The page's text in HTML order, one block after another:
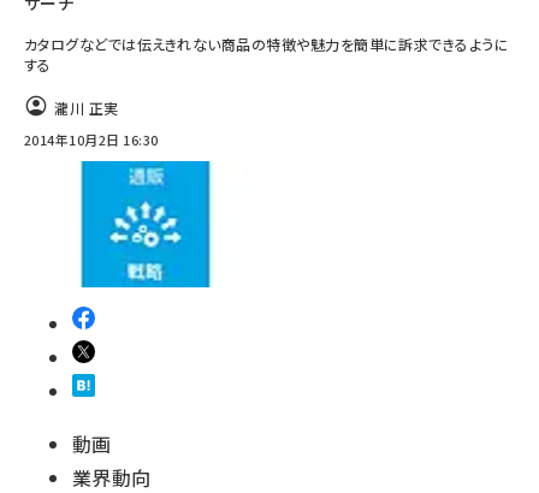
カタログなどでは伝えきれない商品の特徴や魅力を簡単に訴求できるように
する
瀧川 正実
2014年10月2日 16:30
動画
業界動向